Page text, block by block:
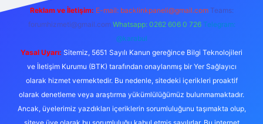
Reklam ve İletişim: E-mail: backlinkpaneli@gmail.com Teams:
forumhizmeti@gmail.com Whatsapp: 0262 606 0 726 Telegram:
@karabul
Yasal Uyarı: Sitemiz, 5651 Sayılı Kanun gereğince Bilgi Teknolojileri
ve İletişim Kurumu (BTK) tarafından onaylanmış bir Yer Sağlayıcı
olarak hizmet vermektedir. Bu nedenle, sitedeki içerikleri proaktif
olarak denetleme veya araştırma yükümlülüğümüz bulunmamaktadır.
Ancak, üyelerimiz yazdıkları içeriklerin sorumluluğunu taşımakta olup,